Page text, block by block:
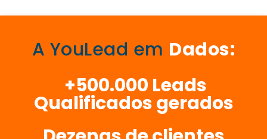
A YouLead em Dados:
+500.000 Leads
Qualificados gerados